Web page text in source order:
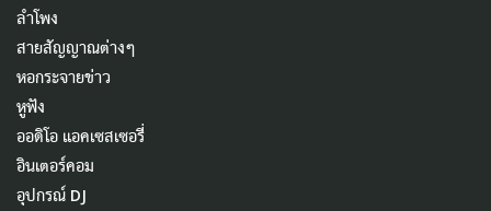
ลำโพง
สายสัญญาณต่างๆ
หอกระจายข่าว
หูฟัง
ออดิโอ แอคเซสเซอรี่
อินเตอร์คอม
อุปกรณ์ DJ